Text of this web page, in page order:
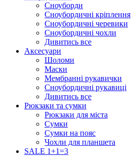
Сноуборди
Сноубордичні кріплення
Сноубордичні черевики
Сноубордичні чохли
Дивитись все
Аксесуари
Шоломи
Маски
Мембранні рукавички
Сноубордичні рукавиці
Дивитись все
Рюкзаки та сумки
Рюкзаки для міста
Сумки
Сумки на пояс
Чохли для планшета
SALE 1+1=3